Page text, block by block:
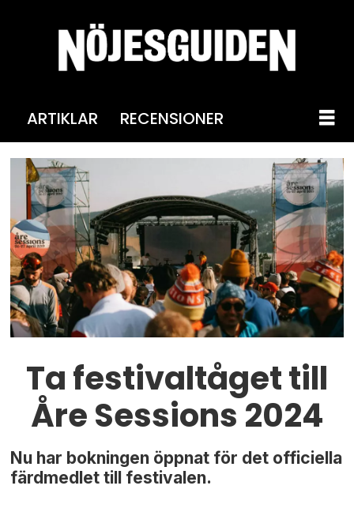
ARTIKLAR RECENSIONER
Ta festivaltåget till
Åre Sessions 2024
Nu har bokningen öppnat för det officiella
färdmedlet till festivalen.